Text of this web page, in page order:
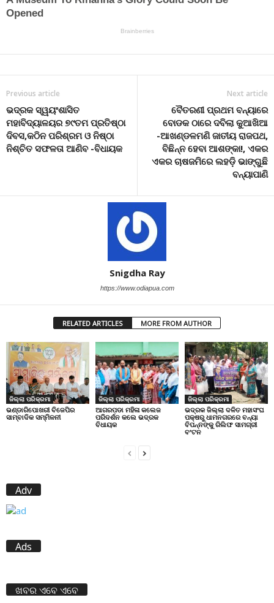
Previous article
ଭଦ୍ରକ ସ୍ୱୟଂଶାସିତ
ମହାବିଦ୍ୟାଳୟର ୭୯ତମ ପ୍ରତିଷ୍ଠା
ଦିବସ,କଠିନ ପରିଶ୍ରମ ଓ ନିଷ୍ଠା
ନିଶ୍ଚିତ ସଫଳତା ଆଣିବ -ବିଧାୟକ
Next article
ବୈତରଣୀ ପ୍ରଥମ ବନ୍ୟାରେ
ବୋଡକ ଠାରେ ଦବିଲା କୁଆଖିଆ
-ଆଖଣ୍ଡଳମଣି ଜାତୀୟ ରାଜପଥ,
ବିଛିନ୍ନ ହେବା ଆଶଙ୍କା!, ଏକର
ଏକର ଚାଷଜମିରେ ଲହଡ଼ି ଭାଙ୍ଗୁଛି
ବନ୍ୟାପାଣି
Snigdha Ray
https://www.odiapua.com
RELATED ARTICLES MORE FROM AUTHOR
ଜିଲ୍ଲା ପରିକ୍ରମା
ଭଣ୍ଡାରିପୋଖରୀ ବିଜେପିର
ସାମ୍ବାଦିକ ସମ୍ମିଳନୀ
ଜିଲ୍ଲା ପରିକ୍ରମା
ଆଗରପଡା ମହିଳା କଲେଜ
ପରିଦର୍ଶନ କଲେ ଭଦ୍ରକ
ବିଧାୟକ
ଜିଲ୍ଲା ପରିକ୍ରମା
ଭଦ୍ରକ ଜିଲ୍ଲା ଦଳିତ ମହାସଂଘ
ପକ୍ଷରୁ ଧାମନଗରରେ ବନ୍ୟା
ବିପନ୍ନଙ୍କୁ ରିଲିଫ ସାମଗ୍ରୀ
ବଂଟନ
Adv
Ads
ଖବର ଏବେ ଏବେ